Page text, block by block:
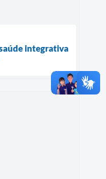
integrativa